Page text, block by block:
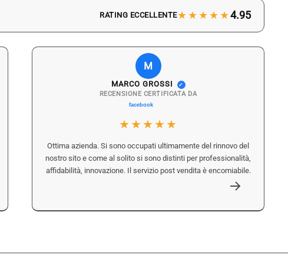
RATING ECCELLENTE★★★★★4.95
M
MARCO GROSSI ✓
RECENSIONE CERTIFICATA DA
★★★★★
Ottima azienda. Si sono occupati ultimamente del rinnovo del
nostro sito e come al solito si sono distinti per professionalità,
affidabilità, innovazione. Il servizio post vendita è encomiabile.